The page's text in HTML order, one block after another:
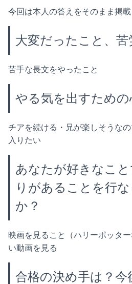
今回は本人の答えをそのまま掲載
大変だったこと、苦
苦手な長文をやったこと
やる気を出すための
チアを続ける・兄が楽しそうな
入りたい
あなたが好きなこ
りがあることを行
か？
映画を見ること（ハリーポッタ
い動画を見る
合格の決め手は？今